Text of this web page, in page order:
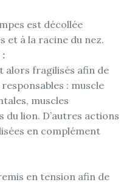
est décollée
et à la racine du nez.
alors fragilisés afin de
: muscle
muscles
lion. D’autres actions
en complément
en tension afin de